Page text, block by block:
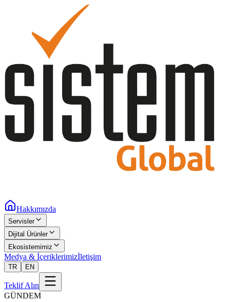
Hakkımızda
Servisler
Dijital Ürünler
Ekosistemimiz
Medya & İçeriklerimizİletişim
TR EN
Teklif Alın
GÜNDEM